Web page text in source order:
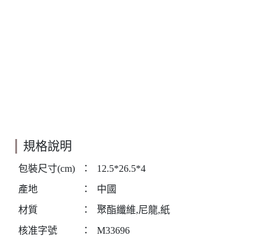
規格說明
包裝尺寸(cm) ：
12.5*26.5*4
產地
：
中國
材質
：
聚酯纖維,尼龍,紙
核准字號
：
M33696